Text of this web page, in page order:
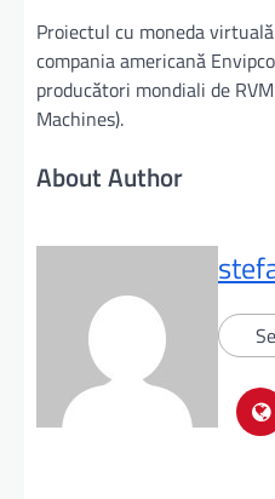
Proiectul cu moneda
compania americană
producători mondiali de
Machines).
About Author